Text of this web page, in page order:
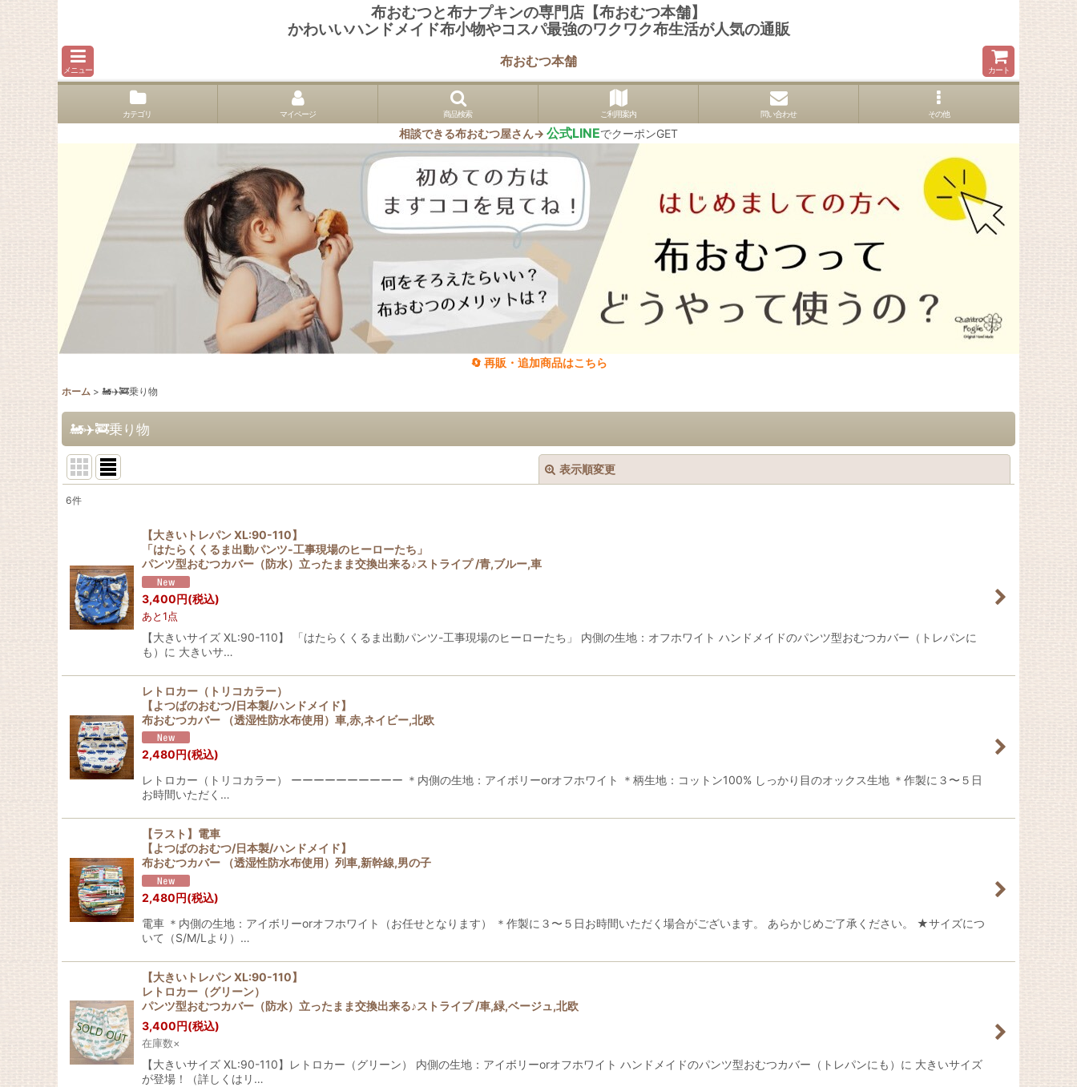
布おむつと布ナプキンの専門店【布おむつ本舗】
かわいいハンドメイド布小物やコスパ最強のワクワク布生活が人気の通販
メニュー
布おむつ本舗
カート
カテゴリ マイページ 商品検索 ご利用案内 問い合わせ その他
相談できる布おむつ屋さん→ 公式LINEでクーポンGET
🔄 再販・追加商品はこちら
ホーム > 🚂✈️🚒乗り物
🚂✈️🚒乗り物
表示順変更
並び順:
絞り込む
6件
【大きいトレパン XL:90-110】
「はたらくくるま出動パンツ-工事現場のヒーローたち」
パンツ型おむつカバー（防水）立ったまま交換出来る♪ストライプ /青,ブルー,車
3,400円(税込)
あと1点
【大きいサイズ XL:90-110】 「はたらくくるま出動パンツ-工事現場のヒーローたち」 内側の生地：オフホワイト ハンドメイドのパンツ型おむつカバー（トレパンに
も）に 大きいサ…
レトロカー（トリコカラー）
【よつばのおむつ/日本製/ハンドメイド】
布おむつカバー （透湿性防水布使用）車,赤,ネイビー,北欧
2,480円(税込)
レトロカー（トリコカラー） ーーーーーーーーーー ＊内側の生地：アイボリーorオフホワイト ＊柄生地：コットン100% しっかり目のオックス生地 ＊作製に３〜５日
お時間いただく…
【ラスト】電車
【よつばのおむつ/日本製/ハンドメイド】
布おむつカバー （透湿性防水布使用）列車,新幹線,男の子
2,480円(税込)
電車 ＊内側の生地：アイボリーorオフホワイト（お任せとなります） ＊作製に３〜５日お時間いただく場合がございます。 あらかじめご了承ください。 ★サイズにつ
いて（S/M/Lより）…
【大きいトレパン XL:90-110】
レトロカー（グリーン）
パンツ型おむつカバー（防水）立ったまま交換出来る♪ストライプ /車,緑,ベージュ,北欧
3,400円(税込)
在庫数×
【大きいサイズ XL:90-110】レトロカー（グリーン） 内側の生地：アイボリーorオフホワイト ハンドメイドのパンツ型おむつカバー（トレパンにも）に 大きいサイズ
が登場！（詳しくはリ…